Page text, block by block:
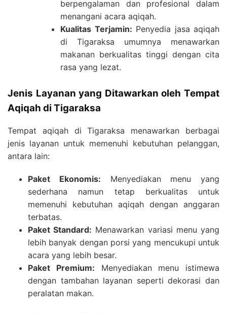
berpengalaman dan profesional dalam
menangani acara aqiqah.
Kualitas Terjamin: Penyedia jasa aqiqah
di Tigaraksa umumnya menawarkan
makanan berkualitas tinggi dengan cita
rasa yang lezat.
Jenis Layanan yang Ditawarkan oleh Tempat
Aqiqah di Tigaraksa
Tempat aqiqah di Tigaraksa menawarkan berbagai
jenis layanan untuk memenuhi kebutuhan pelanggan,
antara lain:
Paket Ekonomis: Menyediakan menu yang
sederhana namun tetap berkualitas untuk
memenuhi kebutuhan aqiqah dengan anggaran
terbatas.
Paket Standard: Menawarkan variasi menu yang
lebih banyak dengan porsi yang mencukupi untuk
acara yang lebih besar.
Paket Premium: Menyediakan menu istimewa
dengan tambahan layanan seperti dekorasi dan
peralatan makan.